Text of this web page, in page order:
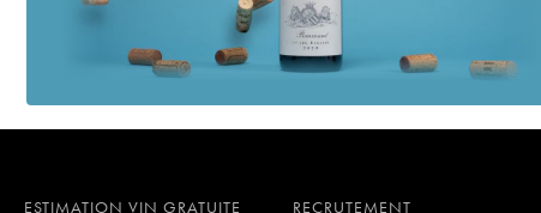
ESTIMATION VIN GRATUITE RECRUTEMENT